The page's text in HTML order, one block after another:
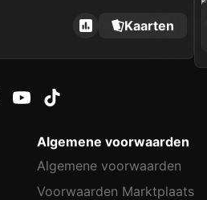
Kaarten
2025
Algemene voorwaarden
Algemene voorwaarden
Voorwaarden Marktplaats